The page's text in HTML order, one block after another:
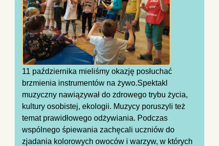
11 października mieliśmy okazję posłuchać
brzmienia instrumentów na żywo.Spektakl
muzyczny nawiązywał do zdrowego trybu życia,
kultury osobistej, ekologii. Muzycy poruszyli też
temat prawidłowego odżywiania. Podczas
wspólnego śpiewania zachęcali uczniów do
zjadania kolorowych owoców i warzyw, w których